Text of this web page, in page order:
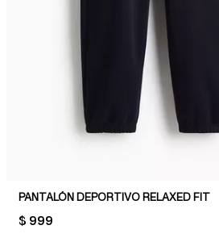
PANTALÓN DEPORTIVO RELAXED FIT
PRICE:
$ 999